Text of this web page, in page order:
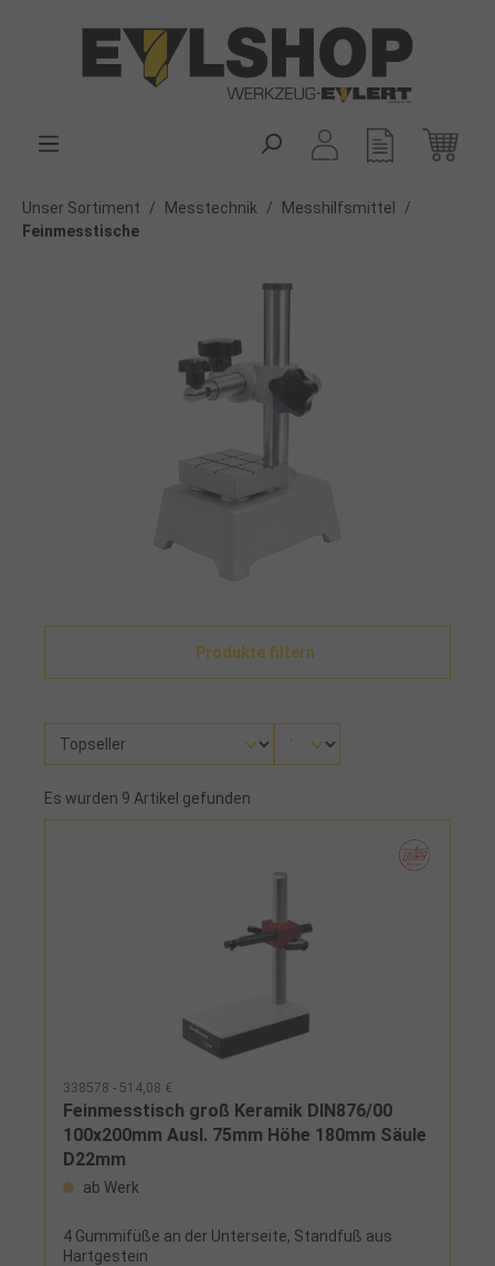
Unser Sortiment / Messtechnik / Messhilfsmittel
/
Feinmesstische
Produkte filtern
Es wurden 9 Artikel gefunden
338578 - 514,08 €
Feinmesstisch groß Keramik DIN876/00
100x200mm Ausl. 75mm Höhe 180mm Säule
D22mm
ab Werk
4 Gummifüße an der Unterseite, Standfuß aus
Hartgestein